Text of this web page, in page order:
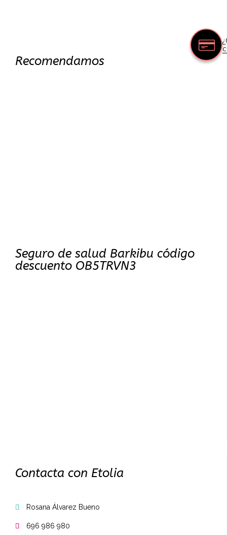
Recomendamos
Seguro de salud Barkibu código
descuento OB5TRVN3
Contacta con Etolia
 Rosana Álvarez Bueno
 696 986 980